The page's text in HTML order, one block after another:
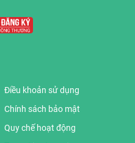
Điều khoản sử dụng
Chính sách bảo mật
Quy chế hoạt động